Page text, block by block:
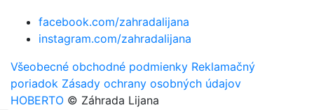
facebook.com/zahradalijana
instagram.com/zahradalijana
Všeobecné obchodné podmienky Reklamačný
poriadok Zásady ochrany osobných údajov
HOBERTO © Záhrada Lijana